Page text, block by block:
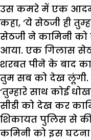
उस कमरे में एक
कहा, ‘ये सेठजी ही
सेठजी ने कामिनी
आया. एक गिलास
शरबत पीने के बाद
तुम सब को देख लूंगी.
‘तुम्हारे साथ कोई
सीडी को देख कर
शिकायत पुलिस से
कमिनी को इस